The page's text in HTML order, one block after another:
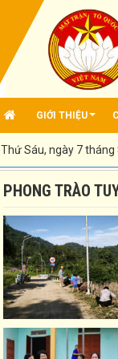
GIỚI THIỆU
Thứ Sáu, ngày 7 tháng
PHONG TRÀO